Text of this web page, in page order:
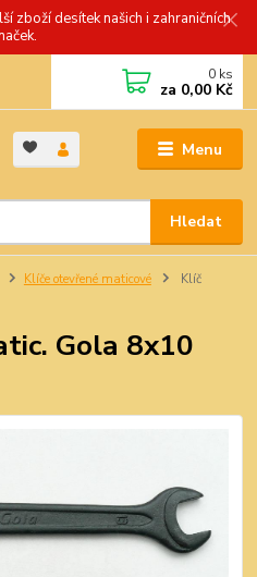
zboží desítek našich i zahraničních
Menu
Hledat
0 ks
za 0,00 Kč
Klíče otevřené maticové
Klíč
Gola 8x10